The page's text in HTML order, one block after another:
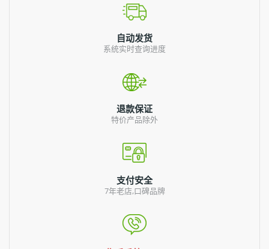
自动发货
系统实时查询进度
退款保证
特价产品除外
支付安全
7年老店,口碑品牌